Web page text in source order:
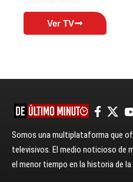
Ver TV
Somos una multiplataforma que
televisivos. El medio noticioso de
el menor tiempo en la historia de